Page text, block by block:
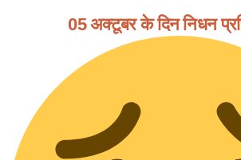
05 अक्टूबर के दिन निधन